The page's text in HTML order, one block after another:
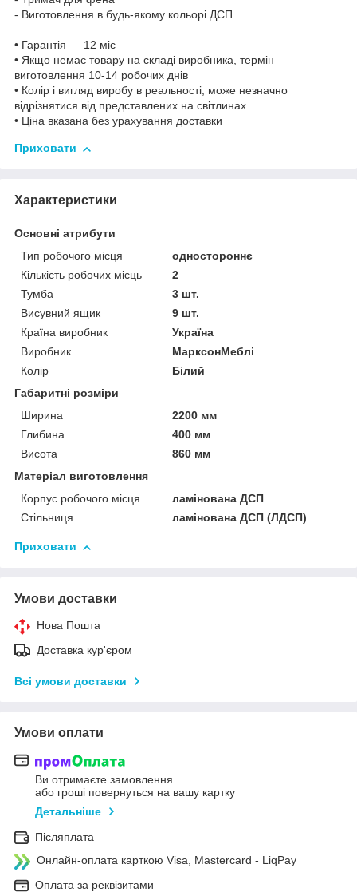
- Виготовлення в будь-якому кольорі ДСП
• Гарантія — 12 міс
• Якщо немає товару на складі виробника, термін
виготовлення 10-14 робочих днів
• Колір і вигляд виробу в реальності, може незначно
відрізнятися від представлених на світлинах
• Ціна вказана без урахування доставки
Приховати
Характеристики
Основні атрибути
Тип робочого місця
одностороннє
Кількість робочих місць
2
Тумба
3 шт.
Висувний ящик
9 шт.
Країна виробник
Україна
Виробник
МарксонМеблі
Колір
Білий
Габаритні розміри
Ширина
2200 мм
Глибина
400 мм
Висота
860 мм
Матеріал виготовлення
Корпус робочого місця
ламінована ДСП
Стільниця
ламінована ДСП (ЛДСП)
Приховати
Умови доставки
Нова Пошта
Доставка кур'єром
Всі умови доставки
Умови оплати
Ви отримаєте замовлення
або гроші повернуться на вашу картку
Детальніше
Післяплата
Онлайн-оплата карткою Visa, Mastercard - LiqPay
Оплата за реквізитами